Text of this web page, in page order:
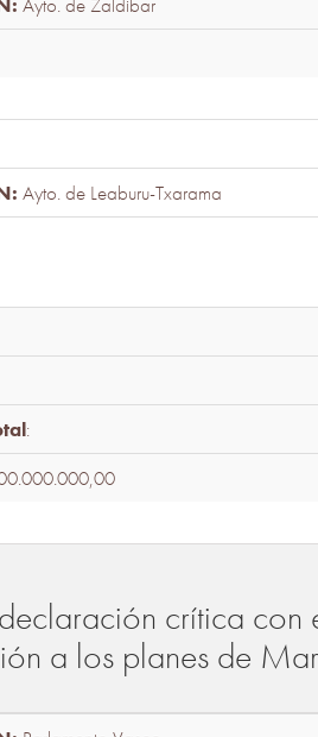
Ayto. de Leaburu-Txarama
:
crítica con
a los planes de